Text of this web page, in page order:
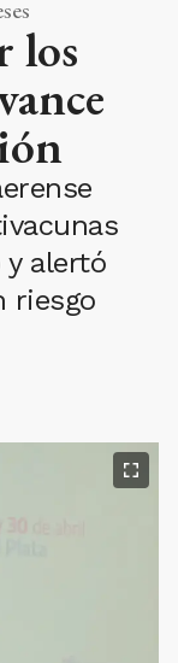
los
y alertó
riesgo